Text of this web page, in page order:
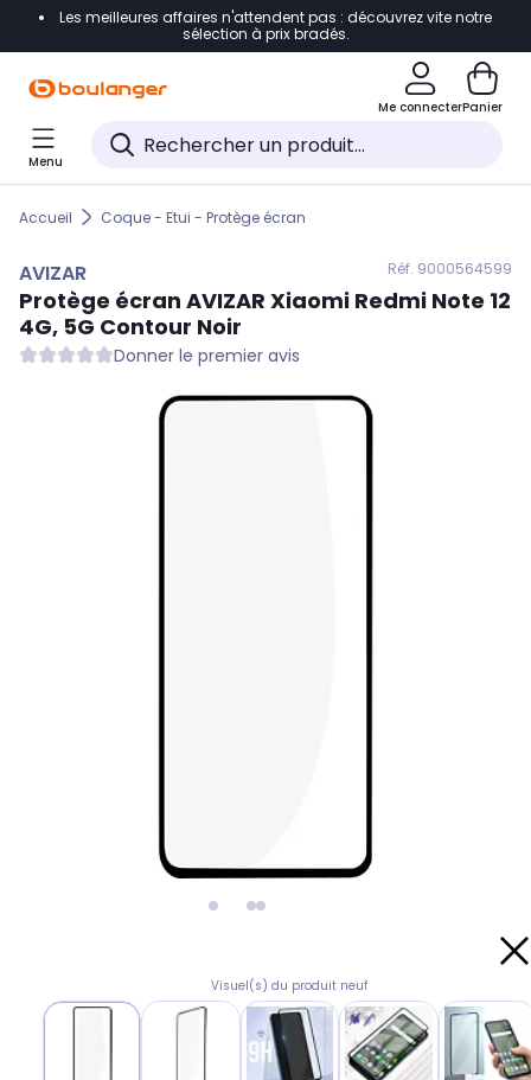
Accéder directement à la navigation
Accéder directement au pied de page
Accéder directement au chatbot
Les meilleures affaires n'attendent pas : découvrez vite notre
sélection à prix bradés.
Me connecterPanier
Menu
Accueil Coque - Etui - Protège écran
AVIZAR Réf. 9000564599
Protège écran AVIZAR Xiaomi Redmi Note 12
4G, 5G Contour Noir
Donner le premier avis
Visuel(s) du produit neuf